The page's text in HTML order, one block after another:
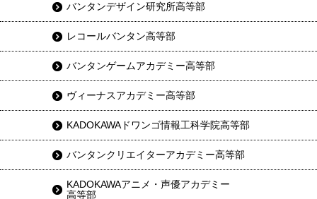
バンタンデザイン研究所高等部
レコールバンタン高等部
バンタンゲームアカデミー高等部
ヴィーナスアカデミー高等部
KADOKAWAドワンゴ情報工科学院高等部
バンタンクリエイターアカデミー高等部
KADOKAWAアニメ・声優アカデミー
高等部